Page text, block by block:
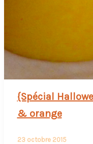
{Spécial
& orange
23 octobre 2015